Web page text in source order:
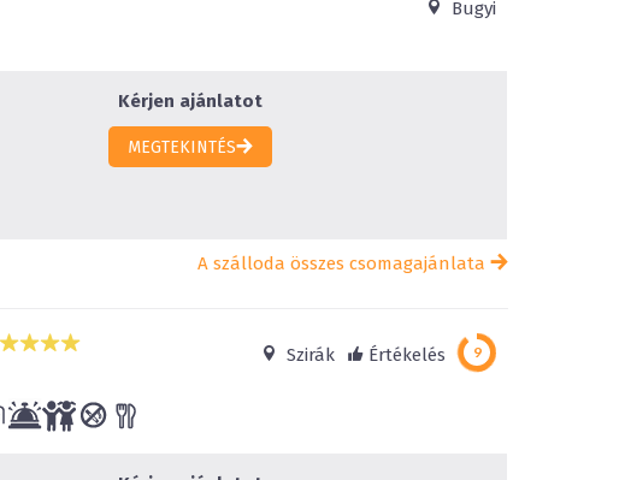
Bugyi
Kérjen ajánlatot
MEGTEKINTÉS
A szálloda összes csomagajánlata
Szirák Értékelés